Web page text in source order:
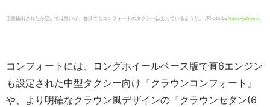
正規輸出されたか定かでは無いが、香港でもコンフォートのタクシーは走っているようだ。 /Photo by hans-johnson
コンフォートには、ロングホイールベース版で直6エンジン
も設定された中型タクシー向け『クラウンコンフォート』
や、より明確なクラウン風デザインの『クラウンセダン(6